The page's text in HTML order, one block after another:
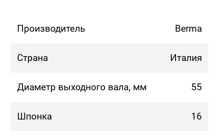
Производитель Berma
Страна Италия
Диаметр выходного вала, мм 55
Шпонка 16